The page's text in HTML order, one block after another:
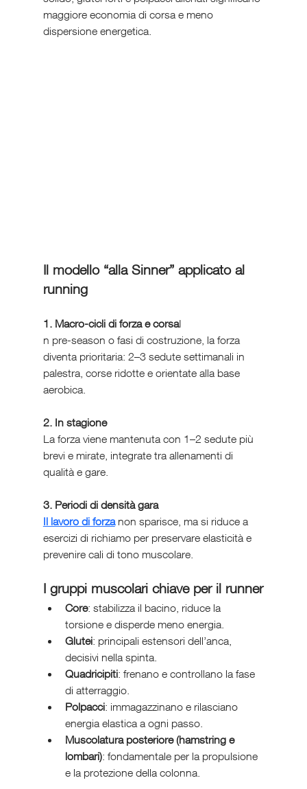
maggiore economia di corsa e meno
dispersione energetica.
Il modello “alla Sinner” applicato al
running
1. Macro-cicli di forza e corsaI
n pre-season o fasi di costruzione, la forza
diventa prioritaria: 2–3 sedute settimanali in
palestra, corse ridotte e orientate alla base
aerobica.
2. In stagione
La forza viene mantenuta con 1–2 sedute più
brevi e mirate, integrate tra allenamenti di
qualità e gare.
3. Periodi di densità gara
Il lavoro di forza non sparisce, ma si riduce a
esercizi di richiamo per preservare elasticità e
prevenire cali di tono muscolare.
I gruppi muscolari chiave per il runner
Core: stabilizza il bacino, riduce la
torsione e disperde meno energia.
Glutei: principali estensori dell’anca,
decisivi nella spinta.
Quadricipiti: frenano e controllano la fase
di atterraggio.
Polpacci: immagazzinano e rilasciano
energia elastica a ogni passo.
Muscolatura posteriore (hamstring e
lombari): fondamentale per la propulsione
e la protezione della colonna.